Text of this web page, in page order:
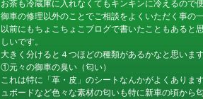
お茶も冷蔵庫に入れなくてもキンキンに冷えるので
御車の修理以外のことでご相談をよくいただく事の
以前にもちょこちょこブログで書いたこともあると
しいです。
大きく分けると４つほどの種類があるかなと思います
①元々の御車の臭い（匂い）
これは特に「革・皮」のシートなんかがよくあり
ュボードなど色々な素材の匂いも特に新車の頃から